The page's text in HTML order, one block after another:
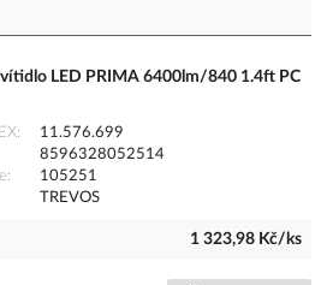
LED PRIMA 6400lm/840 1.4ft PC
11.576.699
8596328052514
105251
TREVOS
1 323,98 Kč/ks